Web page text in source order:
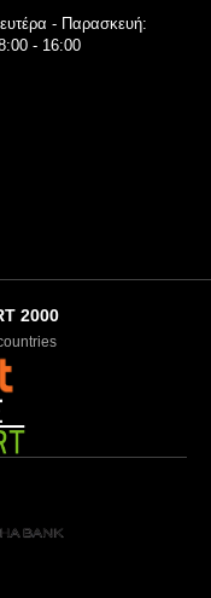
- Παρασκευή:
- 16:00
2000